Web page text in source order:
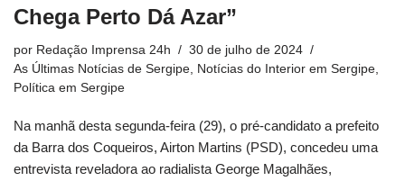
Chega Perto Dá Azar”
por Redação Imprensa 24h
30 de julho de 2024
As Últimas Notícias de Sergipe
Notícias do Interior em Sergipe
Política em Sergipe
Na manhã desta segunda-feira (29), o pré-candidato a prefeito
da Barra dos Coqueiros, Airton Martins (PSD), concedeu uma
entrevista reveladora ao radialista George Magalhães,